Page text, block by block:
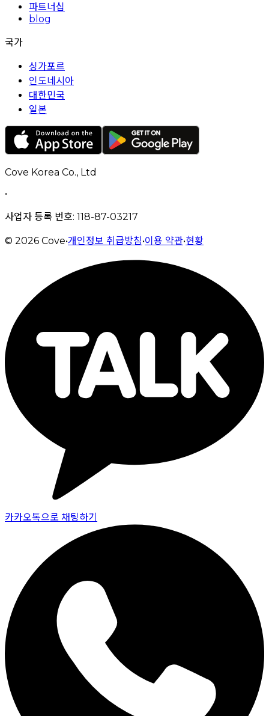
파트너십
blog
국가
싱가포르
인도네시아
대한민국
일본
Cove Korea Co., Ltd
•
사업자 등록 번호: 118-87-03217
© 2026 Cove•개인정보 취급방침•이용 약관•현황
카카오톡으로 채팅하기